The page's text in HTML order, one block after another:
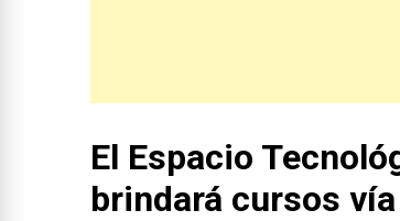
El Espacio
brindará cursos